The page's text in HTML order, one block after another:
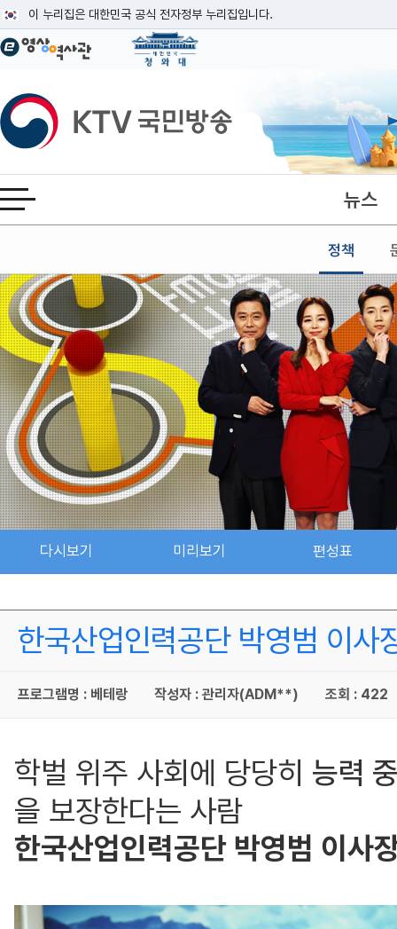
이 누리집은 대한민국 공식 전자정부 누리집입니다.
공식 누리집 주소 확인하기
이밖에 or.kr 또는 .kr등 다른 도메인 주소를 사용하고 있다면 아래 URL에서
운영중인 공식 누리집보기
KTV국민방송
전체메뉴 열기 뉴스
정책
본문
다시보기 미리보기 편성표
한국산업인력공단 박영범 이
프로그램명 : 베테랑 작성자 : 관리자(ADM**) 조회 : 422
학벌 위주 사회에 당당히 능력
을 보장한다는 사람
한국산업인력공단 박영범 이사